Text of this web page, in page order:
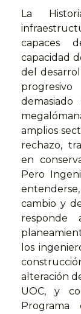
La
capaces
capacidad
del
amplios
rechazo,
en
Pero
cambio y
los
alteración
UOC, y
Programa